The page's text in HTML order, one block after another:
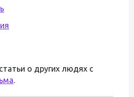
о других людях с
.